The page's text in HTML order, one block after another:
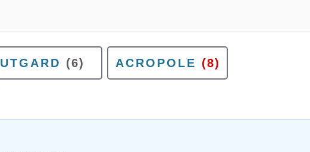
UTGARD (6) ACROPOLE (8)